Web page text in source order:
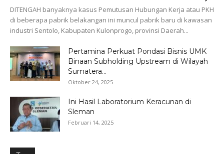
DITENGAH banyaknya kasus Pemutusan Hubungan Kerja atau PKH
di beberapa pabrik belakangan ini muncul pabrik baru di kawasan
industri Sentolo, Kabupaten Kulonprogo, provinsi Daerah...
Pertamina Perkuat Pondasi Bisnis UMK
Binaan Subholding Upstream di Wilayah
Sumatera...
Oktober 24, 2025
Ini Hasil Laboratorium Keracunan di
Sleman
Februari 14, 2025